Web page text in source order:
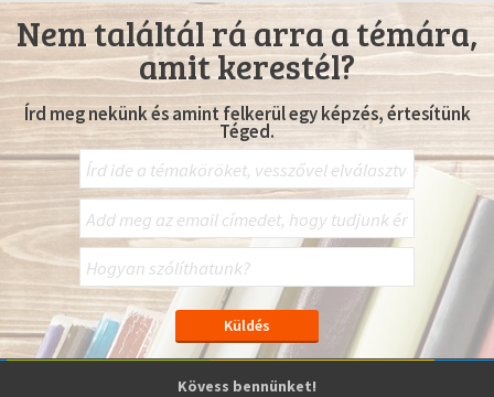
Nem találtál rá arra a témára,
amit kerestél?
Írd meg nekünk és amint felkerül egy képzés, értesítünk
Téged.
Kövess bennünket!